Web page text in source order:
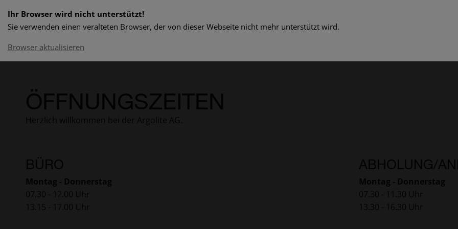
ÖFFNUNGSZEITEN
Herzlich willkommen bei der Argolite AG.
BÜRO
Montag - Donnerstag
07.30 - 12.00 Uhr
13.15 - 17.00 Uhr
ABHOLUNG/
Montag - Donnerstag
07.30 - 11.30 Uhr
13.30 - 16.30 Uhr
Ihr Browser wird nicht unterstützt!
Sie verwenden einen veralteten Browser, der von dieser Webseite nicht mehr unterstützt wird.
Browser aktualisieren